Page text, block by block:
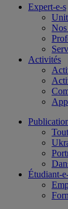
Expert-e-s
Activités
Étudiant-